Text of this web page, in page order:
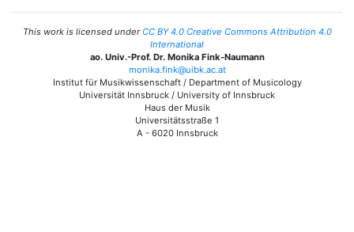
This work is licensed underCC BY 4.0 Creative Commons Attribution 4.0
International
ao. Univ.-Prof. Dr. Monika Fink-Naumann
monika.fink@uibk.ac.at
Institut für Musikwissenschaft / Department of Musicology
Universität Innsbruck / University of Innsbruck
Haus der Musik
Universitätsstraße 1
A - 6020 Innsbruck